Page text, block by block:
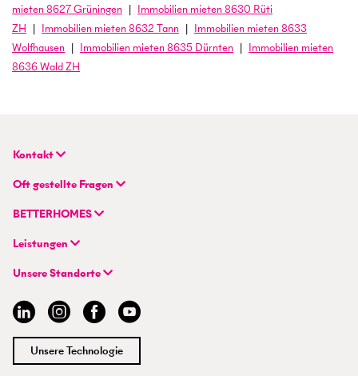
mieten8627Grüningen Immobilien mieten8630 Rüti
ZH
Immobilien mieten8632 Tann Immobilien mieten8633
Wolfhausen
Immobilien mieten8635 Dürnten Immobilien mieten
8636Wald ZH
Kontakt
BETTERHOMES (Schweiz) AG
Hauptsitz
Flurstrasse 55
info@betterhomes.ch
Oft gestellte Fragen
FAQ | Immobilienbewertung
FAQ | Immobilienmakler/-in werden
BETTERHOMES
Unternehmen
Hybrides Maklermodell
BETTERHOMES-Erfahrungen
Jobs
Standorte
Presse
Leistungen
Immobilie suchen
Immobilie bewerten
Immobilien-Ratgeber
Immobilienmakler/-in werden
Unsere Standorte
Aargau
Basel
Chur
Lausanne
Unsere Technologie